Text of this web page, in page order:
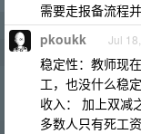
需要走报备流程
pkoukk Jul
稳定性：教师现
工，也没什么稳
收入： 加上双减
多数人只有死工资